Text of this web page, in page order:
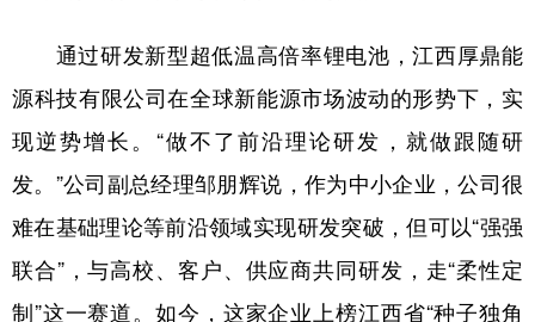
四川 贵州 云南 西藏
陕西 甘肃 青海 宁夏
English Español Français عربى
通过研发新型超低温高倍率锂电池，江西厚鼎能
源科技有限公司在全球新能源市场波动的形势下，实
现逆势增长。“做不了前沿理论研发，就做跟随研
发。”公司副总经理邹朋辉说，作为中小企业，公司很
难在基础理论等前沿领域实现研发突破，但可以“强强
联合”，与高校、客户、供应商共同研发，走“柔性定
制”这一赛道。如今，这家企业上榜江西省“种子独角